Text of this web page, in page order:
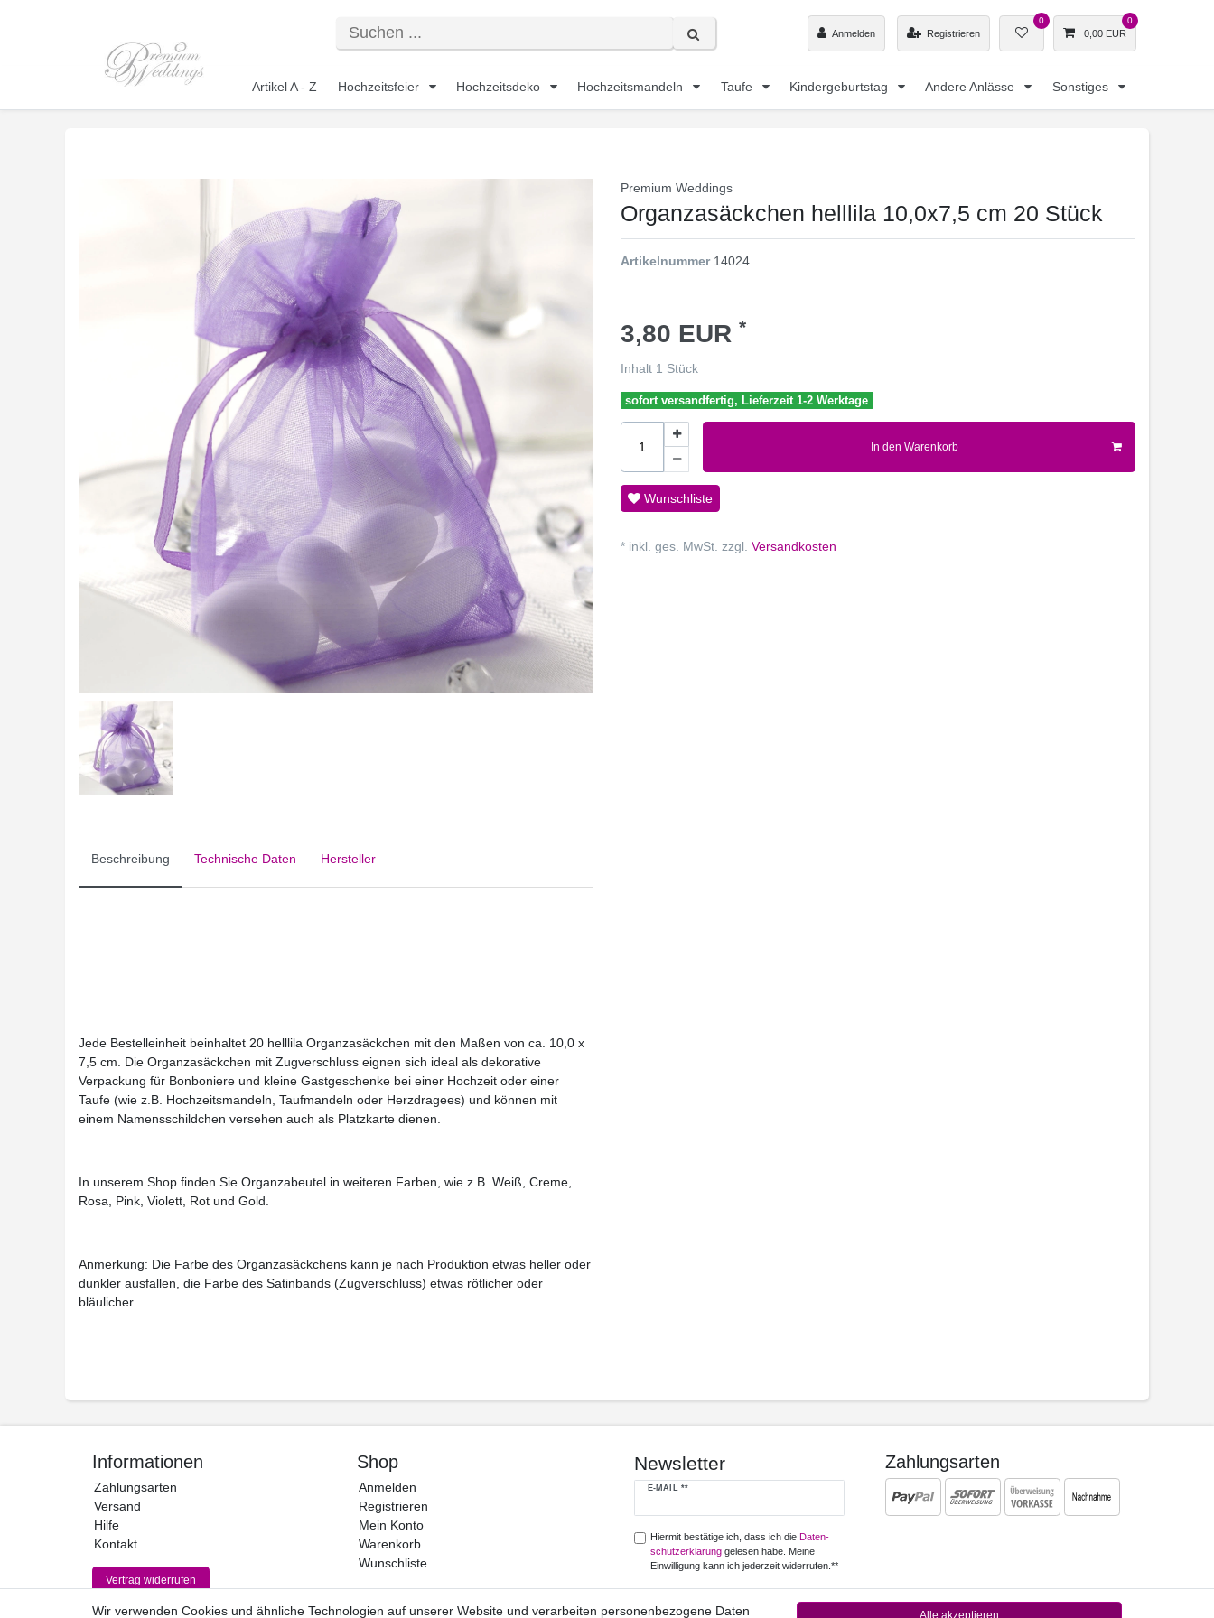
Anmelden Registrieren
0 0
0,00 EUR
Artikel A - Z Hochzeitsfeier Hochzeitsdeko Hochzeitsmandeln Taufe Kindergeburtstag Andere Anlässe Sonstiges
Beschreibung Technische Daten Hersteller
Jede Bestelleinheit beinhaltet 20 helllila Organzasäckchen mit den Maßen von ca. 10,0 x
7,5 cm. Die Organzasäckchen mit Zugverschluss eignen sich ideal als dekorative
Verpackung für Bonboniere und kleine Gastgeschenke bei einer Hochzeit oder einer
Taufe (wie z.B. Hochzeitsmandeln, Taufmandeln oder Herzdragees) und können mit
einem Namensschildchen versehen auch als Platzkarte dienen.
In unserem Shop finden Sie Organzabeutel in weiteren Farben, wie z.B. Weiß, Creme,
Rosa, Pink, Violett, Rot und Gold.
Anmerkung: Die Farbe des Organzasäckchens kann je nach Produktion etwas heller oder
dunkler ausfallen, die Farbe des Satinbands (Zugverschluss) etwas rötlicher oder
bläulicher.
Premium Weddings
Organzasäckchen helllila 10,0x7,5 cm 20 Stück
Artikelnummer 14024
3,80 EUR *
Inhalt 1 Stück
sofort versandfertig, Lieferzeit 1-2 Werktage
In den Warenkorb
Wunschliste
* inkl. ges. MwSt. zzgl. Versandkosten
Informationen
Zahlungsarten
Versand
Hilfe
Kontakt
Vertrag widerrufen
Shop
Anmelden
Registrieren
Mein Konto
Warenkorb
Wunschliste
Newsletter
E-MAIL **
Newsletter
Hiermit bestätige ich, dass ich die Daten­
schutz­erklärunggelesen habe. Meine
Einwilligung kann ich jederzeit widerrufen.**
Abonnieren
Zahlungsarten
Wir verwenden Cookies und ähnliche Technologien auf unserer Website und verarbeiten personenbezogene Daten Alle akzeptieren